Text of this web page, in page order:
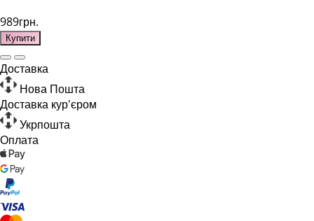
989грн.
Купити
Доставка
Нова Пошта
Доставка кур'єром
Укрпошта
Оплата